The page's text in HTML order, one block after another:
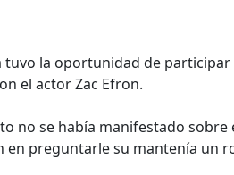
tuvo la oportunidad de
el actor Zac Efron.
no se había manifestado
en preguntarle su mantenía un